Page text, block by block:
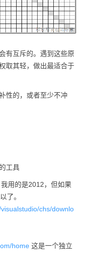
有互斥的。遇到这些原
取其轻，做出最适合于
性的，或者至少不冲
工具
用的是2012，但如果
了。
chs/downlo
home 这是一个独立